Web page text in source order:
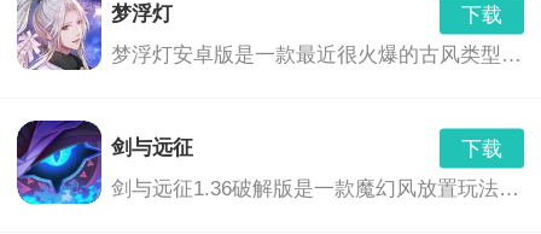
梦浮灯
下载
梦浮灯安卓版是一款最近很火爆的古风类型的恋爱手机游戏。梦浮灯游戏中有着精美的画面和音效，中国风的画风，各具特色的男对象，精彩的CG动画，根据你的选择也会产生不同的结局。
剑与远征
下载
剑与远征1.36破解版是一款魔幻风放置玩法的卡牌养成游戏,玩家们将会继承神灵的意志,前去讨伐黑暗之力,这里拥有着非常奇幻的游...,剑与远征1.36破解版免费下载地址...